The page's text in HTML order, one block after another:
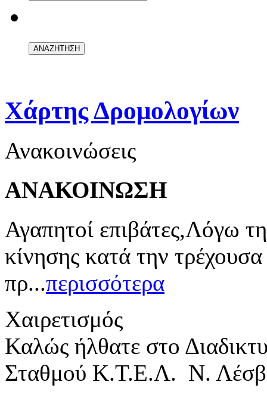
Χάρτης Δρομολογίων
Ανακοινώσεις
ΑΝΑΚΟΙΝΩΣΗ
Αγαπητοί επιβάτες,Λόγω
κίνησης κατά την
πρ...περισσότερα
Χαιρετισμός
Καλώς ήλθατε στο
Σταθμού Κ.Τ.Ε.Λ. Ν.